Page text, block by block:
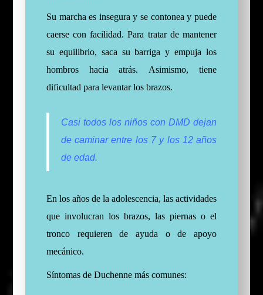
Su marcha es insegura y se contonea y puede
caerse con facilidad. Para tratar de mantener
su equilibrio, saca su barriga y empuja los
hombros hacia atrás. Asimismo, tiene
dificultad para levantar los brazos.
Casi todos los niños con DMD dejan
de caminar entre los 7 y los 12 años
de edad.
En los años de la adolescencia, las actividades
que involucran los brazos, las piernas o el
tronco requieren de ayuda o de apoyo
mecánico.
Síntomas de Duchenne más comunes: